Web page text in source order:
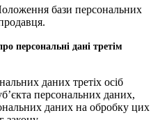
бази персональних
персональні дані третім
даних третіх осіб
персональних даних,
даних на обробку цих